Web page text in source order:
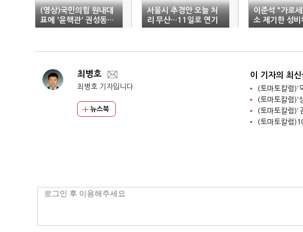
(영상)국민의힘 원내대
표에 '윤핵관' 권성동…
당정 수직관계에 여야
서울시 추경안 오늘 처
리 무산…11일로 연기
이준석 "가로
소 제기한 성비
위"
최병호
최병호 기자입니다.
뉴스북
이 기자의 최신
(토마토칼럼)'
(토마토칼럼)'
(토마토칼럼)'
(토마토칼럼